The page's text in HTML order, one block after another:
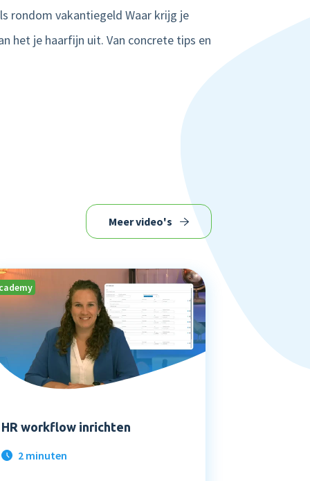
rondom vakantiegeld Waar krijg je
het je haarfijn uit. Van concrete tips en
Meer video's
HR workflow inrichten
2 minuten